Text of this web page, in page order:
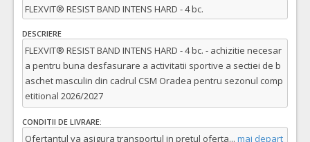
FLEXVIT® RESIST BAND INTENS HARD - 4 bc.
DESCRIERE
FLEXVIT® RESIST BAND INTENS HARD - 4 bc. - achizitie necesar
a pentru buna desfasurare a activitatii sportive a sectiei de b
aschet masculin din cadrul CSM Oradea pentru sezonul comp
etitional 2026/2027
CONDITII DE LIVRARE:
Ofertantul va asigura transportul in pretul oferta... mai depart